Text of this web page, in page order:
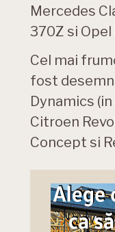
Mercedes
370Z si
Cel mai
fost
Dynamics
Citroen
Concept si